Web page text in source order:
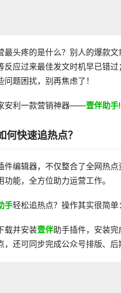
最头疼的是什么？别人的爆款
反应过来最佳发文时机早已错
问题困扰，别再焦虑了！
安利一款营销神器——壹伴助手!
何快速追热点？
件编辑器，不仅整合了全网热
功能，全方位助力运营工作。
手轻松追热点？操作其实很简单
载并安装壹伴助手插件，安装
，还可同步完成公众号排版、